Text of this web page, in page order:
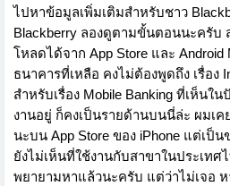
ไปหาข้อมูลเพิ่มเติมสำหรับชาว
Blackberry ลองดูตามขั้นตอนนะครับ
โหลดได้จาก App Store และ Android
ธนาคารที่เหลือ คงไม่ต้องพูดถึง เรื่อง
สำหรับเรื่อง Mobile Banking ที่เห็นใ
งานอยู่ ก็คงเป็นรายด้านบนนี่ล่ะ ผมเค
นะบน App Store ของ iPhone แต่เป็น
ยังไม่เห็นที่ใช้งานกับสาขาในประเทศ
พยายามหาแล้วนะครับ แต่ว่าไม่เจอ